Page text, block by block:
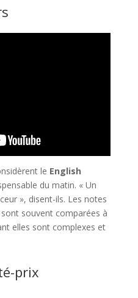
le English
du matin. « Un
», disent-ils. Les notes
souvent comparées à
elles sont complexes et
prix